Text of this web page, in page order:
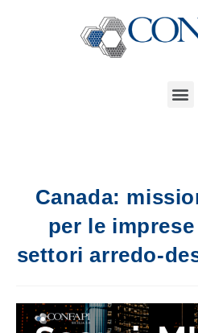
Canada:
per le
settori arredo-